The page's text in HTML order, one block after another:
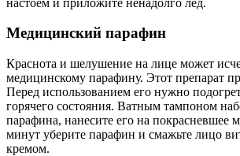
Медицинский парафин
Краснота и шелушение на лице может
медицинскому парафину. Этот препарат
Перед использованием его нужно
горячего состояния. Ватным тампоном
парафина, нанесите его на покрасневшее
минут уберите парафин и смажьте лицо
кремом.